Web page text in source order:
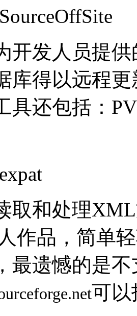
发人员提供
库得以远程
具还包括：
和处理XML
作品，简单
最遗憾的是
可以